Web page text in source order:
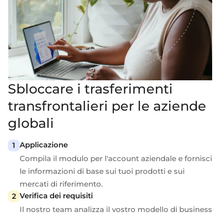
Sbloccare i trasferimenti
transfrontalieri per le aziende
globali
Applicazione
Compila il modulo per l'account aziendale e fornisci
le informazioni di base sui tuoi prodotti e sui
mercati di riferimento.
Verifica dei requisiti
Il nostro team analizza il vostro modello di business